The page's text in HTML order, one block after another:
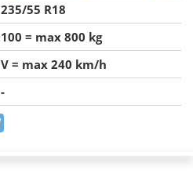
235/55 R18
100 = max 800 kg
V = max 240 km/h
-